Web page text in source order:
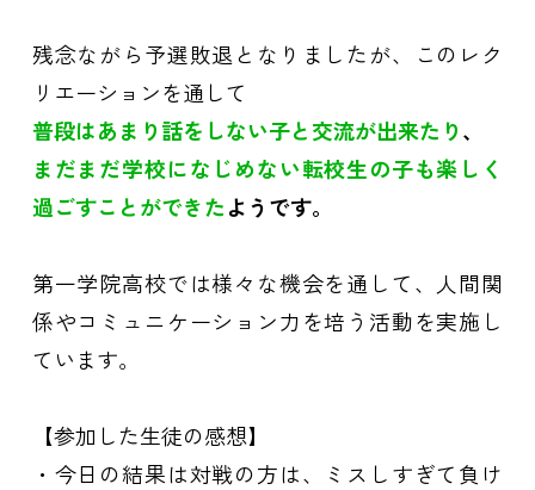
残念ながら予選敗退となりましたが、このレク
リエーションを通して
普段はあまり話をしない子と交流が出来たり、
まだまだ学校になじめない転校生の子も楽しく
過ごすことができたようです。
第一学院高校では様々な機会を通して、人間関
係やコミュニケーション力を培う活動を実施し
ています。
【参加した生徒の感想】
・今日の結果は対戦の方は、ミスしすぎて負け